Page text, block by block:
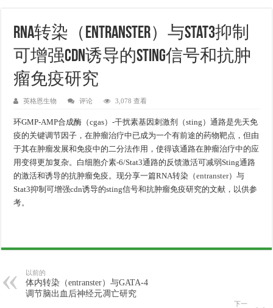
RNA转染（entranster）与Stat3抑制
可增强cdn诱导的sting信号和抗肿
瘤免疫研究
英格恩生物 评论 3,078 查看
环GMP-AMP合成酶（cgas）-干扰素基因刺激剂（sting）通路是先天免
疫的关键调节因子，在肿瘤治疗中已成为一个有前途的药物靶点，但由
于其在肿瘤发展和免疫中的二分法作用，使得该通路在肿瘤治疗中的应
用变得更加复杂。白细胞介素-6/Stat3通路的反馈激活可减弱Sting通路
的激活和诱导的抗肿瘤免疫。现分享一篇RNA转染（entranster）与
Stat3抑制可增强cdn诱导的sting信号和抗肿瘤免疫研究的文献，以供参
考。
以前的
体内转染（entranster）与GATA-4
调节脑出血后神经元凋亡研究
下一